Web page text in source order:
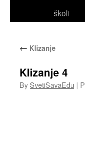
školi
← Klizanje
Klizanje 4
By SvetiSavaEdu |